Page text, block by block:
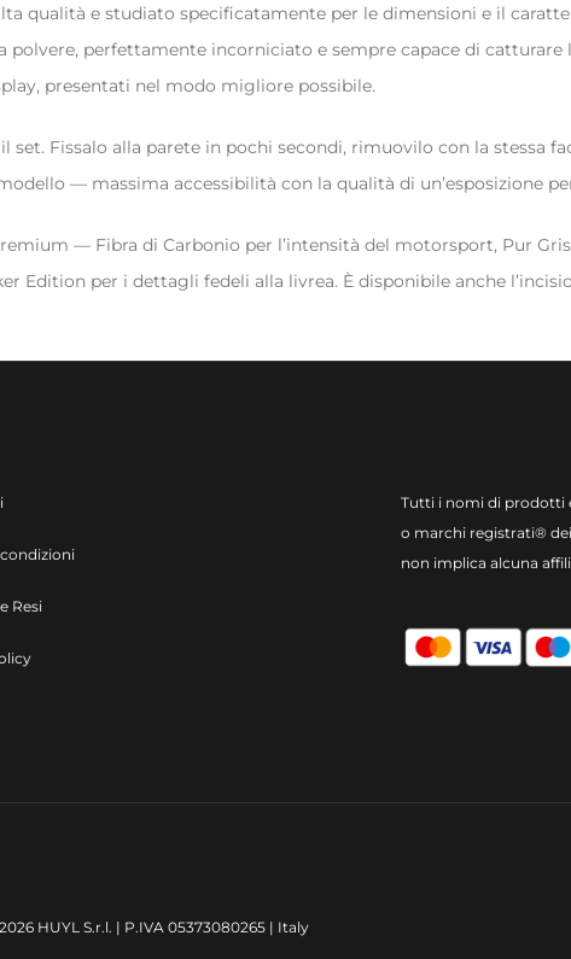
qualità e studiato specificatamente per le dimensioni e il
perfettamente incorniciato e sempre capace di catturare
presentati nel modo migliore possibile.
Fissalo alla parete in pochi secondi, rimuovilo con la stessa
— massima accessibilità con la qualità di un’esposizione
— Fibra di Carbonio per l’intensità del motorsport, Pur
Edition per i dettagli fedeli alla livrea. È disponibile anche
Resi
Tutti i nomi di prodotti
o marchi registrati®
non implica alcuna
HUYL S.r.l. | P.IVA 05373080265 | Italy